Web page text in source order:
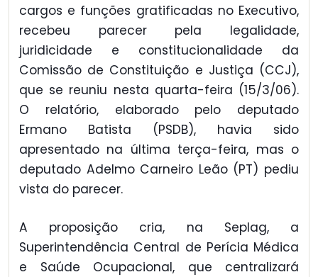
cargos e funções gratificadas no Executivo,
recebeu parecer pela legalidade,
juridicidade e constitucionalidade da
Comissão de Constituição e Justiça (CCJ),
que se reuniu nesta quarta-feira (15/3/06).
O relatório, elaborado pelo deputado
Ermano Batista (PSDB), havia sido
apresentado na última terça-feira, mas o
deputado Adelmo Carneiro Leão (PT) pediu
vista do parecer.
A proposição cria, na Seplag, a
Superintendência Central de Perícia Médica
e Saúde Ocupacional, que centralizará